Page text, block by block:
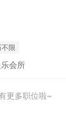
限
会所
更多职位啦~